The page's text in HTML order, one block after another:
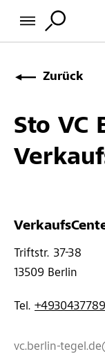
Zurück
Sto VC
Triftstr. 37-38
13509 Berlin
Tel.
vc.berlin-